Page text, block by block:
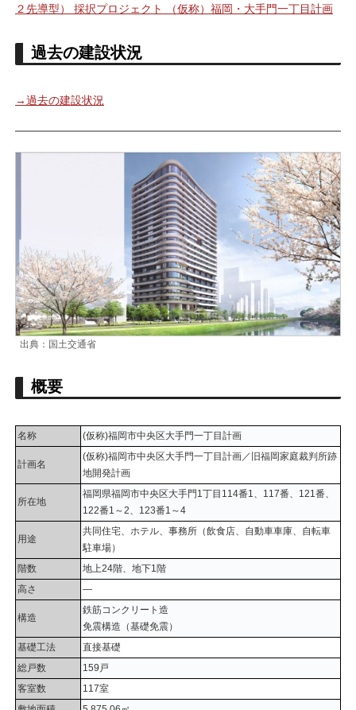
２先導型） 採択プロジェクト （仮称）福岡・大手門一丁目計画
過去の建設状況
→過去の建設状況
出典：国土交通省
概要
名称 (仮称)福岡市中央区大手門一丁目計画
計画名
(仮称)福岡市中央区大手門一丁目計画／旧福岡家庭裁判所跡
地開発計画
所在地
福岡県福岡市中央区大手門1丁目114番1、117番、121番、
122番1～2、123番1～4
用途
共同住宅、ホテル、事務所（飲食店、自動車車庫、自転車
駐車場）
階数
地上24階、地下1階
高さ
―
構造
鉄筋コンクリート造
免震構造（基礎免震）
基礎工法
直接基礎
総戸数
159戸
客室数
117室